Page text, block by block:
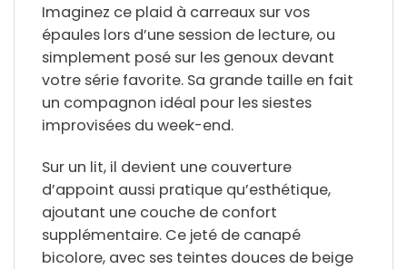
Imaginez ce plaid à carreaux sur vos
épaules lors d’une session de lecture, ou
simplement posé sur les genoux devant
votre série favorite. Sa grande taille en fait
un compagnon idéal pour les siestes
improvisées du week-end.
Sur un lit, il devient une couverture
d’appoint aussi pratique qu’esthétique,
ajoutant une couche de confort
supplémentaire. Ce jeté de canapé
bicolore, avec ses teintes douces de beige